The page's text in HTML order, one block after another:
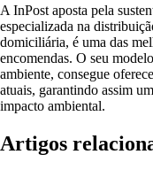
A InPost aposta pela
especializada na
domiciliária, é uma das
encomendas. O seu
ambiente, consegue
atuais, garantindo assim
impacto ambiental.
Artigos